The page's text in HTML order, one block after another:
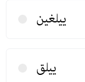
ییلغین
ییلق